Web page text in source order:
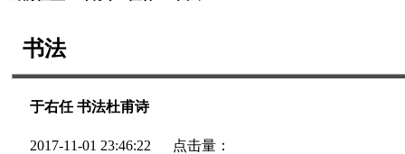
书法
于右任 书法杜甫诗
2017-11-01 23:46:22 点击量：